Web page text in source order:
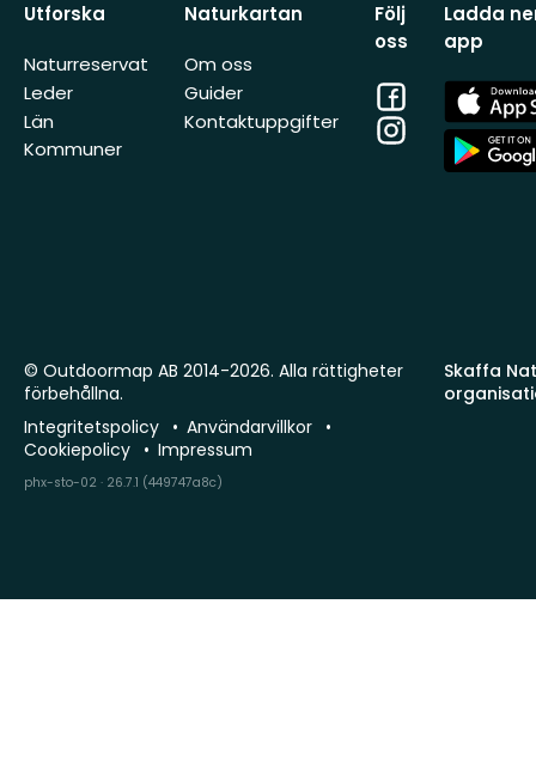
Utforska
Naturreservat
Leder
Län
Kommuner
Naturkartan
Om oss
Guider
Kontaktuppgifter
Följ
oss
Facebook
Instagram
Ladda
app
App
Store
App
Store
Skaffa
© Outdoormap AB 2014-2026. Alla rättigheter
förbehållna.
Integritetspolicy
Användarvillkor
Cookiepolicy
Impressum
phx-sto-02 · 26.7.1 (449747a8c)